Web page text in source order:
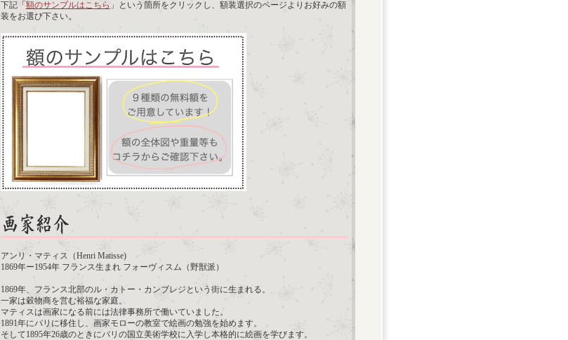
下記「 額のサンプルはこちら 」という箇所をクリックし、額装選択のページよりお好みの額
装をお選び下さい。
アンリ・マティス（Henri Matisse)
1869年ー1954年 フランス生まれ フォーヴィスム（野獣派）
1869年、フランス北部のル・カトー・カンブレジという街に生まれる。
一家は穀物商を営む裕福な家庭。
マティスは画家になる前には法律事務所で働いていました。
1891年にパリに移住し、画家モローの教室で絵画の勉強を始めます。
そして1895年26歳のときにパリの国立美術学校に入学し本格的に絵画を学びます。